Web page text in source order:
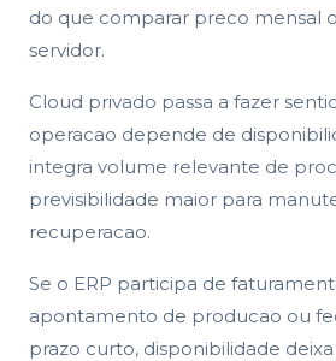
do que comparar preco mensal
servidor.
Cloud privado passa a fazer
operacao depende de
integra volume relevante de
previsibilidade maior para
recuperacao.
Se o ERP participa de
apontamento de producao ou
prazo curto, disponibilidade